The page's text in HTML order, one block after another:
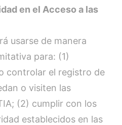
en el Acceso a las
usarse de manera
para: (1)
controlar el registro de
o visiten las
(2) cumplir con los
establecidos en las